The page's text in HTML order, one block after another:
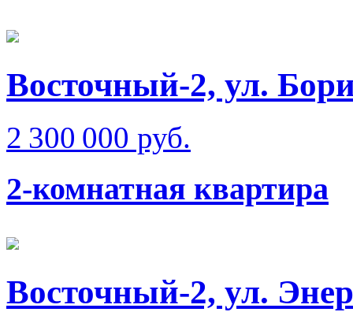
Восточный-2, ул.
2 300 000 руб.
2-комнатная квартира
Восточный-2, ул.